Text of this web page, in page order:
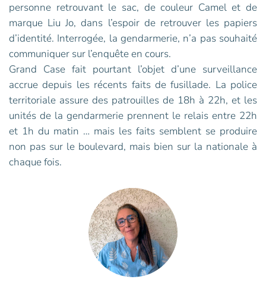
personne retrouvant le sac, de couleur Camel et de
marque Liu Jo, dans l’espoir de retrouver les papiers
d’identité. Interrogée, la gendarmerie, n’a pas souhaité
communiquer sur l’enquête en cours.
Grand Case fait pourtant l’objet d’une surveillance
accrue depuis les récents faits de fusillade. La police
territoriale assure des patrouilles de 18h à 22h, et les
unités de la gendarmerie prennent le relais entre 22h
et 1h du matin … mais les faits semblent se produire
non pas sur le boulevard, mais bien sur la nationale à
chaque fois.